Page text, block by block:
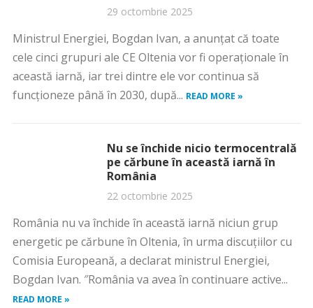
29 octombrie 2025
Ministrul Energiei, Bogdan Ivan, a anunțat că toate
cele cinci grupuri ale CE Oltenia vor fi operaţionale în
această iarnă, iar trei dintre ele vor continua să
funcţioneze până în 2030, după... READ MORE »
Nu se închide nicio termocentrală
pe cărbune în această iarnă în
România
22 octombrie 2025
România nu va închide în această iarnă niciun grup
energetic pe cărbune în Oltenia, în urma discuțiilor cu
Comisia Europeană, a declarat ministrul Energiei,
Bogdan Ivan. ″România va avea în continuare active...
READ MORE »